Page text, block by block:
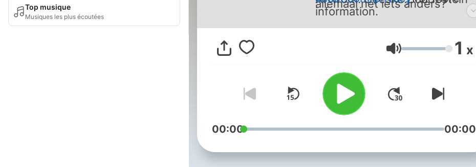
Top musique
Musiques les plus écoutées
allemaal net iets anders?
information.
Volume 1 x
00:00 00:00